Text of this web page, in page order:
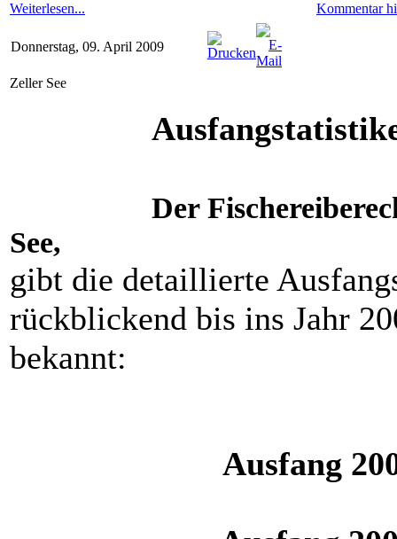
Weiterlesen... Kommentar
Donnerstag, 09. April 2009
Zeller See
Der
See,
gibt die detaillierte
rückblickend bis ins Jahr
bekannt:
Ausfang